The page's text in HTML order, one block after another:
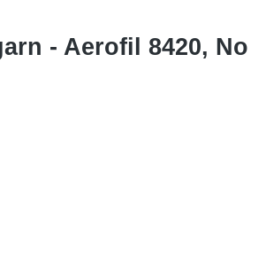
- Aerofil 8420, No